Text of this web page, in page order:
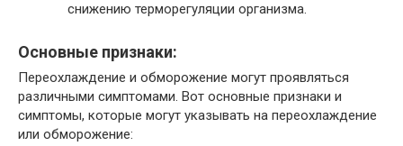
снижению терморегуляции организма.
Основные признаки:
Переохлаждение и обморожение могут проявляться
различными симптомами. Вот основные признаки и
симптомы, которые могут указывать на переохлаждение
или обморожение: